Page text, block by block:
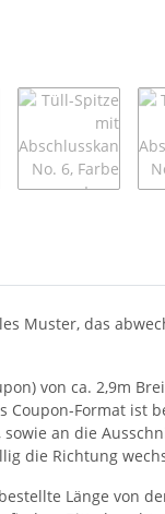
Muster, das
von ca. 2,9m
Coupon-Format
an die
die Richtung
Länge von